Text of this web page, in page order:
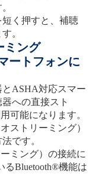
く押すと、補聴
。
ミング
ートフォンに
ASHA対応スマー
への直接スト
可能になります。
ストリーミング）
です。
ミング）の接続に
るBluetooth®機能は